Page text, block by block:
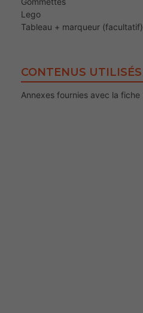
Lego
Tableau + marqueur (facultatif)
CONTENUS UTILISÉS
Annexes fournies avec la fiche